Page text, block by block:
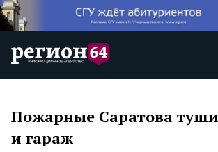
Пожарные Саратова
и гараж